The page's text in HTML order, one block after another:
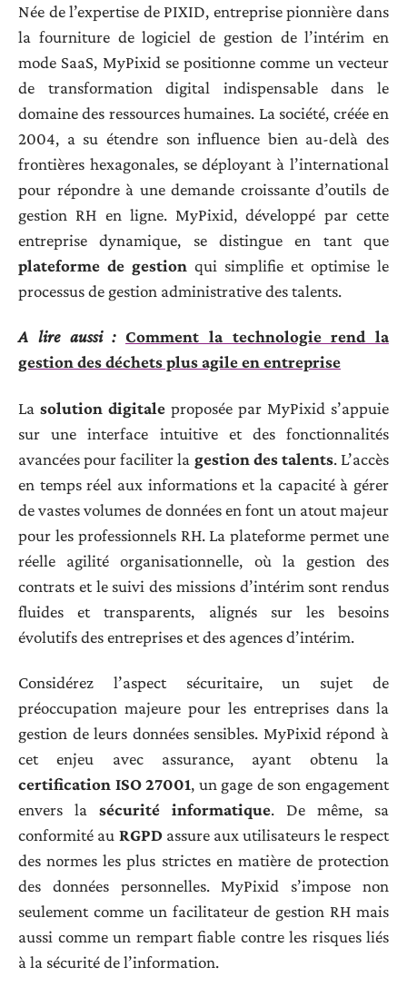
Née de l’expertise de PIXID, entreprise pionnière dans
la fourniture de logiciel de gestion de l’intérim en
mode SaaS, MyPixid se positionne comme un vecteur
de transformation digital indispensable dans le
domaine des ressources humaines. La société, créée en
2004, a su étendre son influence bien au-delà des
frontières hexagonales, se déployant à l’international
pour répondre à une demande croissante d’outils de
gestion RH en ligne. MyPixid, développé par cette
entreprise dynamique, se distingue en tant que
plateforme de gestion qui simplifie et optimise le
processus de gestion administrative des talents.
A lire aussi : Comment la technologie rend la
gestion des déchets plus agile en entreprise
La solution digitale proposée par MyPixid s’appuie
sur une interface intuitive et des fonctionnalités
avancées pour faciliter la gestion des talents. L’accès
en temps réel aux informations et la capacité à gérer
de vastes volumes de données en font un atout majeur
pour les professionnels RH. La plateforme permet une
réelle agilité organisationnelle, où la gestion des
contrats et le suivi des missions d’intérim sont rendus
fluides et transparents, alignés sur les besoins
évolutifs des entreprises et des agences d’intérim.
Considérez l’aspect sécuritaire, un sujet de
préoccupation majeure pour les entreprises dans la
gestion de leurs données sensibles. MyPixid répond à
cet enjeu avec assurance, ayant obtenu la
certification ISO 27001, un gage de son engagement
envers la sécurité informatique. De même, sa
conformité au RGPDassure aux utilisateurs le respect
des normes les plus strictes en matière de protection
des données personnelles. MyPixid s’impose non
seulement comme un facilitateur de gestion RH mais
aussi comme un rempart fiable contre les risques liés
à la sécurité de l’information.